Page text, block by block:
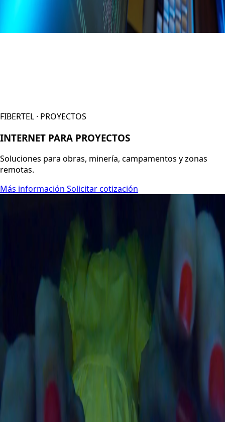
FIBERTEL · PROYECTOS
INTERNET PARA PROYECTOS
Soluciones para obras, minería, campamentos y zonas
Más información
Solicitar cotización